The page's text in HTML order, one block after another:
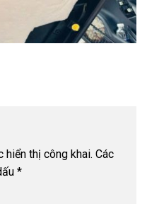
hiển thị công khai. Các
*